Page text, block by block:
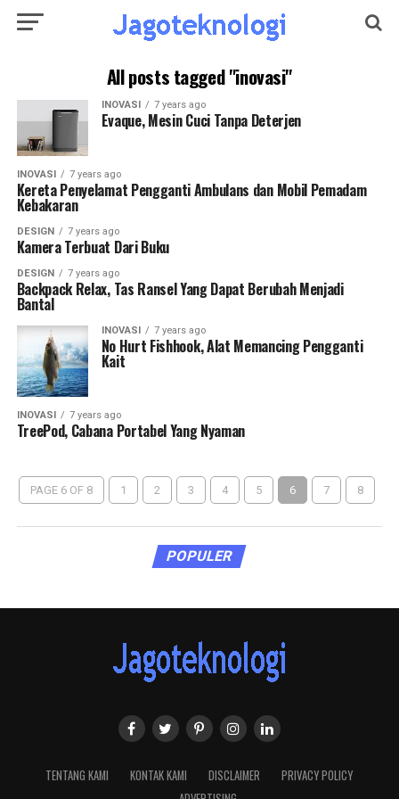
All posts tagged "inovasi"
INOVASI 7 years ago
Evaque, Mesin Cuci Tanpa Deterjen
INOVASI 7 years ago
Kereta Penyelamat Pengganti Ambulans dan Mobil Pemadam
Kebakaran
DESIGN 7 years ago
Kamera Terbuat Dari Buku
DESIGN 7 years ago
Backpack Relax, Tas Ransel Yang Dapat Berubah Menjadi
Bantal
INOVASI 7 years ago
No Hurt Fishhook, Alat Memancing Pengganti
Kait
INOVASI 7 years ago
TreePod, Cabana Portabel Yang Nyaman
PAGE 6 OF 8 1 2 3 4 5 6 7 8
POPULER
TENTANG KAMI KONTAK KAMI DISCLAIMER
PRIVACY POLICY